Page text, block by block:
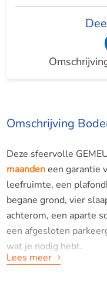
Omschrijving
Deze sfeervolle
maandeneen garantie
leefruimte, een
begane grond, vier
achterom, een aparte
een afgesloten
wat je nodig hebt.
Lees meer